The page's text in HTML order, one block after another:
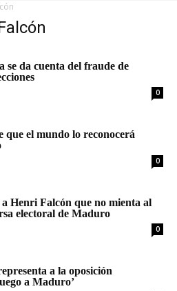
se da cuenta del fraude de
0
el mundo lo reconocerá
0
Henri Falcón que no mienta al
electoral de Maduro
0
a la oposición
a Maduro’